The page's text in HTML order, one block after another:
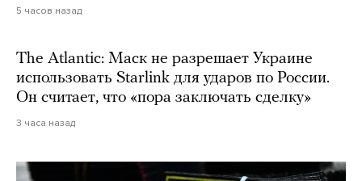
5 часов назад
The Atlantic: Маск не разрешает Украине
использовать Starlink для ударов по России.
Он считает, что «пора заключать сделку»
3 часа назад